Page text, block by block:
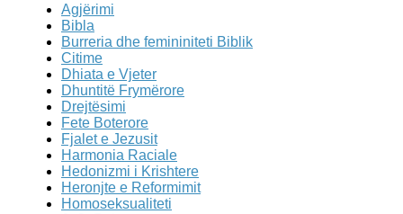
Agjërimi
Bibla
Burreria dhe femininiteti Biblik
Citime
Dhiata e Vjeter
Dhuntitë Frymërore
Drejtësimi
Fete Boterore
Fjalet e Jezusit
Harmonia Raciale
Hedonizmi i Krishtere
Heronjte e Reformimit
Homoseksualiteti